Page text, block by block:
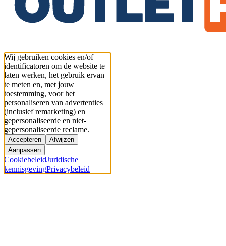
Wij gebruiken cookies en/of
identificatoren om de website te
laten werken, het gebruik ervan
te meten en, met jouw
toestemming, voor het
personaliseren van advertenties
(inclusief remarketing) en
gepersonaliseerde en niet-
gepersonaliseerde reclame.
Accepteren
Afwijzen
Aanpassen
CookiebeleidJuridische
kennisgevingPrivacybeleid